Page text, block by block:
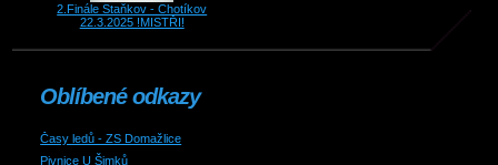
2.Finále Staňkov - Chotíkov
22.3.2025 !MISTŘI!
Oblíbené odkazy
Časy ledů - ZS Domažlice
Pivnice U Šimků